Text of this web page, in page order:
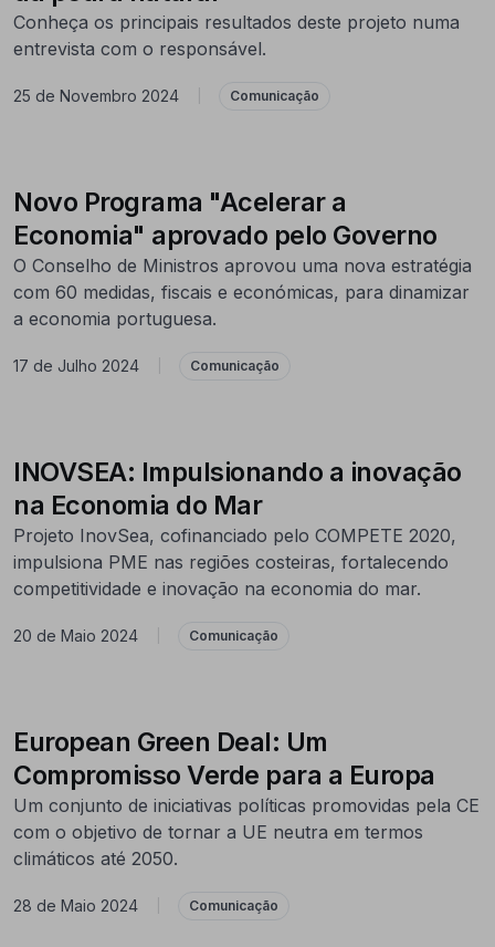
Conheça os principais resultados deste projeto numa
entrevista com o responsável.
25 de Novembro 2024 Comunicação
Novo Programa "Acelerar a
Economia" aprovado pelo Governo
O Conselho de Ministros aprovou uma nova estratégia
com 60 medidas, fiscais e económicas, para dinamizar
a economia portuguesa.
17 de Julho 2024 Comunicação
INOVSEA: Impulsionando a inovação
na Economia do Mar
Projeto InovSea, cofinanciado pelo COMPETE 2020,
impulsiona PME nas regiões costeiras, fortalecendo
competitividade e inovação na economia do mar.
20 de Maio 2024 Comunicação
European Green Deal: Um
Compromisso Verde para a Europa
Um conjunto de iniciativas políticas promovidas pela CE
com o objetivo de tornar a UE neutra em termos
climáticos até 2050.
28 de Maio 2024 Comunicação